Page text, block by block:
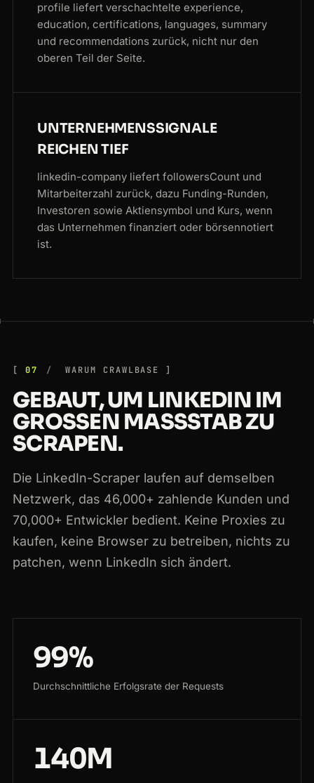
profile liefert verschachtelte experience,
education, certifications, languages, summary
und recommendations zurück, nicht nur den
oberen Teil der Seite.
UNTERNEHMENSSIGNALE
REICHEN TIEF
linkedin-company liefert followersCount und
Mitarbeiterzahl zurück, dazu Funding-Runden,
Investoren sowie Aktiensymbol und Kurs, wenn
das Unternehmen finanziert oder börsennotiert
ist.
07 WARUM CRAWLBASE
GEBAUT, UM LINKEDIN IM
GROSSEN MASSSTAB ZU SC
RAPEN.
Die LinkedIn-Scraper laufen auf demselben
Netzwerk, das 46,000+ zahlende Kunden und
70,000+ Entwickler bedient. Keine Proxies zu
kaufen, keine Browser zu betreiben, nichts zu
patchen, wenn LinkedIn sich ändert.
99%
Durchschnittliche Erfolgsrate der Requests
140M